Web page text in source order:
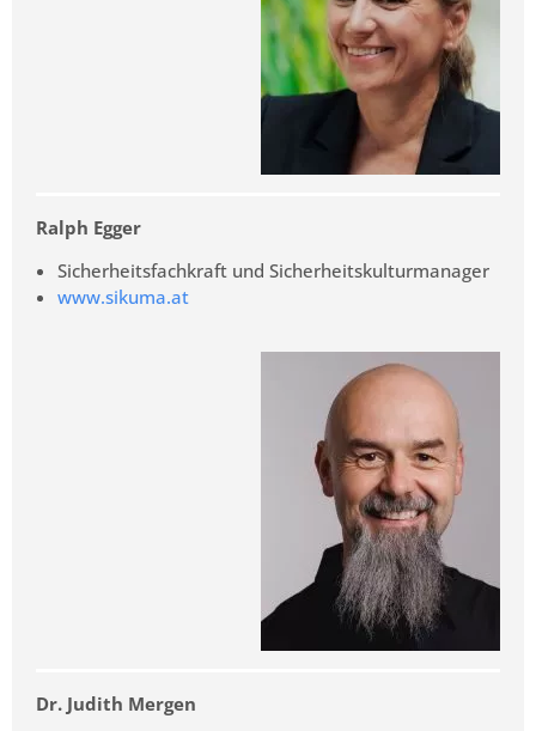
Ralph Egger
Sicherheitsfachkraft und Sicherheitskulturmanager
www.sikuma.at
Dr. Judith Mergen